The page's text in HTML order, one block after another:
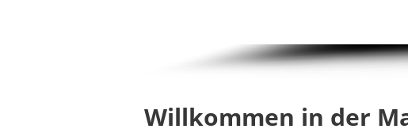
Willkommen in der